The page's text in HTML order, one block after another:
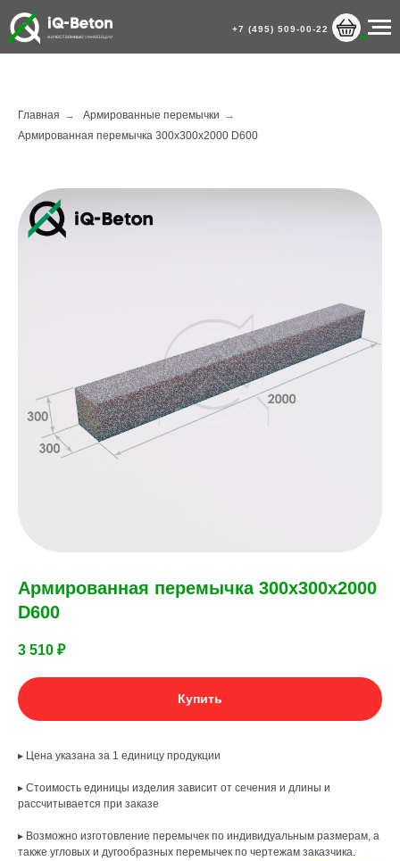
+7 (495) 509-00-22
Главная → Армированные перемычки →
Армированная перемычка 300х300х2000 D600
Армированная перемычка 300х300х2000
D600
3 510 ₽
Купить
▸ Цена указана за 1 единицу продукции
▸ Стоимость единицы изделия зависит от сечения и длины и
рассчитывается при заказе
▸ Возможно изготовление перемычек по индивидуальным размерам, а
также угловых и дугообразных перемычек по чертежам заказчика.